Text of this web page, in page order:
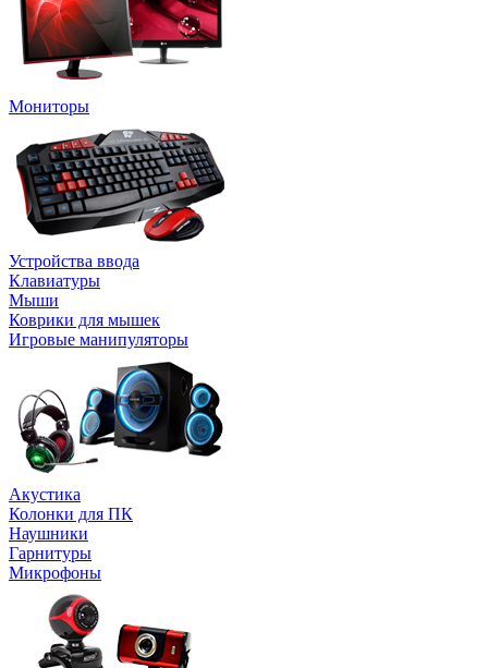
Мониторы
Устройства ввода
Клавиатуры
Мыши
Коврики для мышек
Игровые манипуляторы
Акустика
Колонки для ПК
Наушники
Гарнитуры
Микрофоны